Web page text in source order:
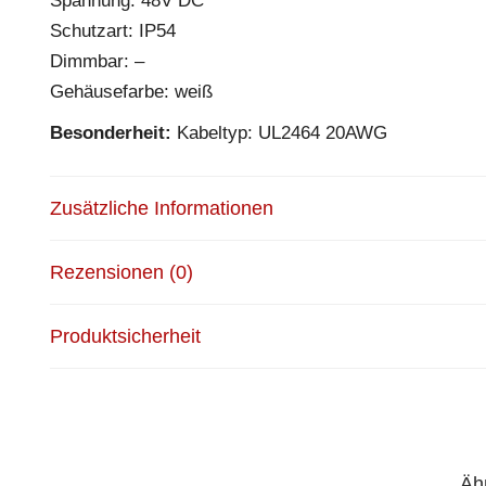
Schutzart: IP54
Dimmbar: –
Gehäusefarbe: weiß
Besonderheit: Kabeltyp: UL2464 20AWG
Zusätzliche Informationen
Rezensionen (0)
Produktsicherheit